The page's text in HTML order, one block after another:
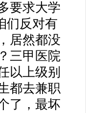
要求大学
们反对有
居然都没
三甲医院
以上级别
都去兼职
了，最坏